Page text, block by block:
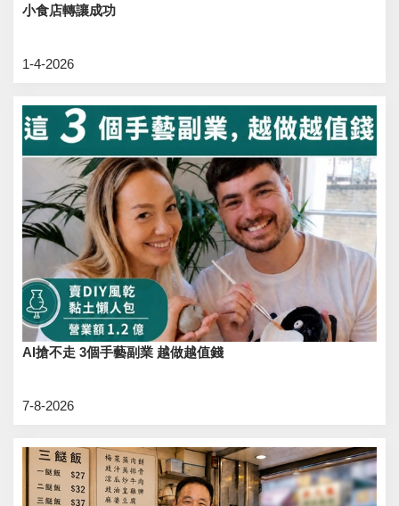
小食店轉讓成功
1-4-2026
AI搶不走 3個手藝副業 越做越值錢
7-8-2026